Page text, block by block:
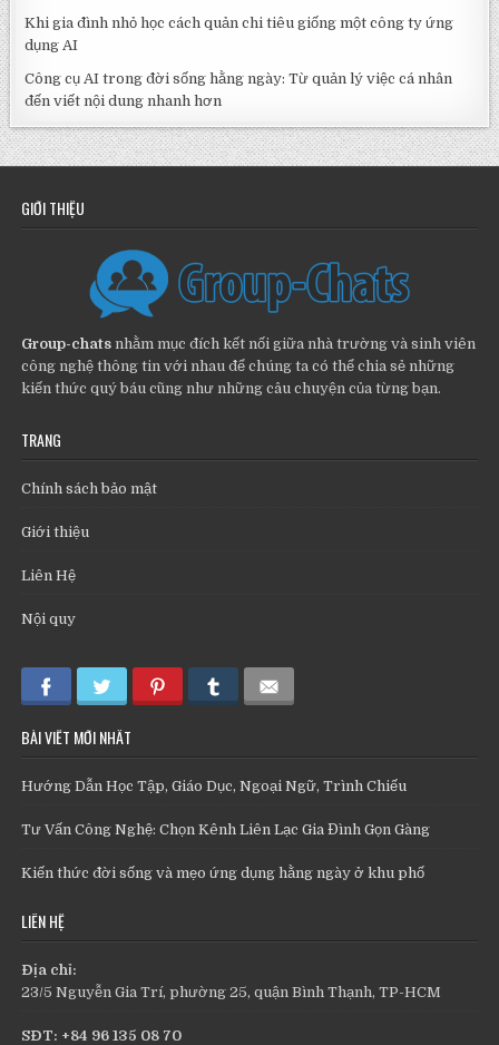
Khi gia đình nhỏ học cách quản chi tiêu giống một công ty ứng
dụng AI
Công cụ AI trong đời sống hằng ngày: Từ quản lý việc cá nhân
đến viết nội dung nhanh hơn
GIỚI THIỆU
Group-chats nhằm mục đích kết nối giữa nhà trường và sinh viên
công nghệ thông tin với nhau để chúng ta có thể chia sẻ những
kiến thức quý báu cũng như những câu chuyện của từng bạn.
TRANG
Chính sách bảo mật
Giới thiệu
Liên Hệ
Nội quy
BÀI VIẾT MỚI NHẤT
Hướng Dẫn Học Tập, Giáo Dục, Ngoại Ngữ, Trình Chiếu
Tư Vấn Công Nghệ: Chọn Kênh Liên Lạc Gia Đình Gọn Gàng
Kiến thức đời sống và mẹo ứng dụng hằng ngày ở khu phố
LIÊN HỆ
Địa chỉ:
23/5 Nguyễn Gia Trí, phường 25, quận Bình Thạnh, TP-HCM
SĐT: +84 96 135 08 70